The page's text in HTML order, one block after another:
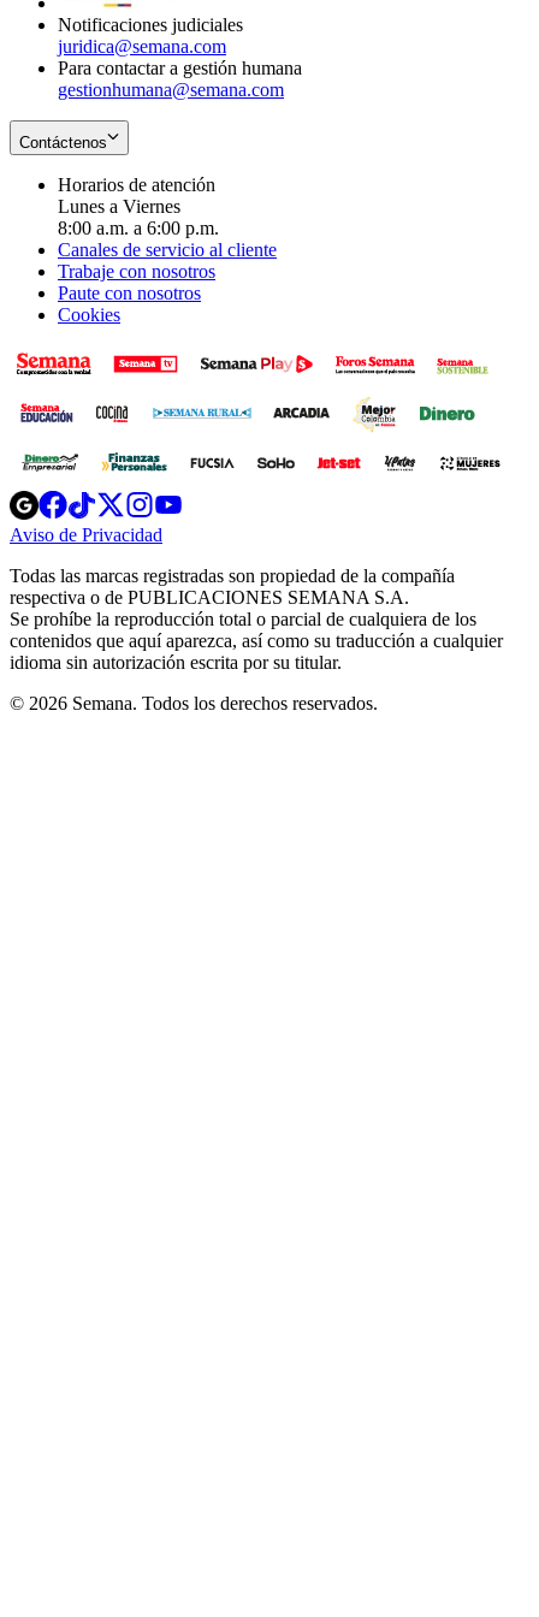
Notificaciones judiciales
juridica@semana.com
Para contactar a gestión humana
gestionhumana@semana.com
Contáctenos
Horarios de atención
Lunes a Viernes
8:00 a.m. a 6:00 p.m.
Canales de servicio al cliente
Trabaje con nosotros
Paute con nosotros
Cookies
Opens
in
new
Opens
in
new
Opens
in
new
window
Opens
new
windowwindow
Aviso de Privacidad
new
window
Todas las marcas registradas son propiedad de la compañía
respectiva o de PUBLICACIONES SEMANA S.A.
Se prohíbe la reproducción total o parcial de cualquiera de los
contenidos que aquí aparezca, así como su traducción a cualquier
idioma sin autorización escrita por su titular.
© 2026 Semana. Todos los derechos reservados.